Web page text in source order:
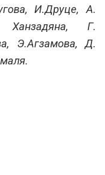
И.Друце, А.
Г.
Э.Агзамова, Д.